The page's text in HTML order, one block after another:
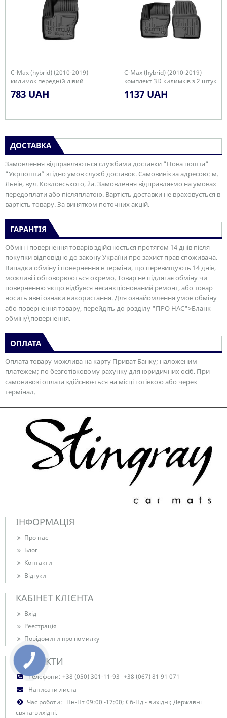
C-Max (hybrid) (2010-2019)
килимок передній лівий
783 UAH
C-Max (hybrid) (2010-2019)
комплект 3D килимків з 2 штук
1137 UAH
ДОСТАВКА
Замовлення відправляються службами доставки "Нова пошта"
"Укрпошта” згідно умов служб доставок. Самовивіз за адресою: м.
Львів, вул. Козловського, 2а. Замовлення відправляємо на умовах
передоплати або післяплатою. Вартість доставки не враховується в
вартість товару. За винятком поточних акцій.
ГАРАНТІЯ
Обмін і повернення товарів здійснюється протягом 14 днів після
покупки відповідно до закону України про захист прав споживача.
Випадки обміну і повернення в терміни, що перевищують 14 днів,
можливі і обговорюються окремо. Товар не підлягає обміну чи
поверненню якщо відбувся несанкціонований ремонт, або товар
носить явні ознаки використання. Для ознайомлення умов обміну
або повернення товару, перейдіть до розділу "ПРО НАС">Бланк
обміну\повернення.
ОПЛАТА
Оплата товару можлива на карту Приват Банку; наложеним
платежем; по безготівковому рахунку для юридичних осіб. При
самовивозі оплата здійснюється на місці готівкою або через
термінал.
ІНФОРМАЦІЯ
Про нас
Блог
Контакти
Відгуки
КАБІНЕТ КЛІЄНТА
Вхід
Реєстрація
Повідомити про помилку
КОНТАКТИ
Телефони: +38 (050) 301-11-93 +38 (067) 81 91 071
Написати листа
Час роботи: Пн-Пт 09:00 -17:00; Сб-Нд - вихідні; Державні
свята-вихідні.